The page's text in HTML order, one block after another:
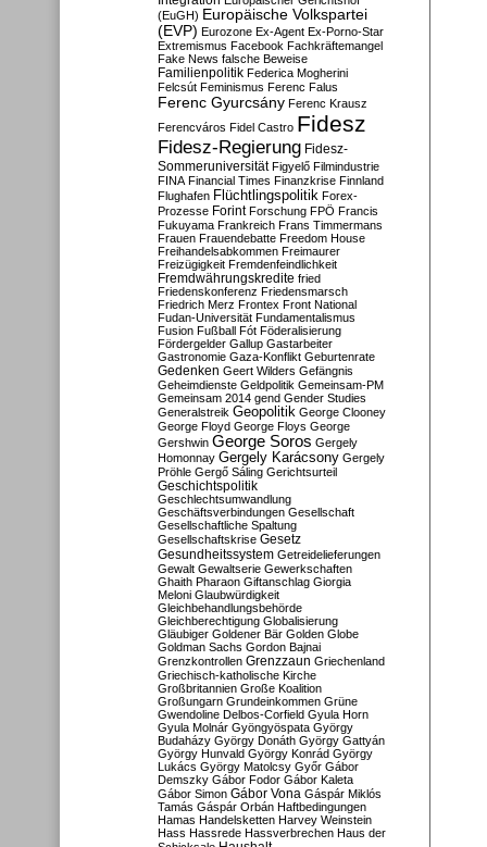
(EuGH) Europäische Volkspartei
(EVP) Eurozone Ex-Agent Ex-Porno-Star
Extremismus Facebook Fachkräftemangel
Fake News falsche Beweise
Familienpolitik Federica Mogherini
Felcsút Feminismus Ferenc Falus
Ferenc Gyurcsány Ferenc Krausz
Ferencváros Fidel Castro Fidesz
Fidesz-Regierung Fidesz-
Sommeruniversität Figyelő Filmindustrie
FINA Financial Times Finanzkrise Finnland
Flughafen Flüchtlingspolitik Forex-
Prozesse Forint Forschung FPÖ Francis
Fukuyama Frankreich Frans Timmermans
Frauen Frauendebatte Freedom House
Freihandelsabkommen Freimaurer
Freizügigkeit Fremdenfeindlichkeit
Fremdwährungskredite fried
Friedenskonferenz Friedensmarsch
Friedrich Merz Frontex Front National
Fudan-Universität Fundamentalismus
Fusion Fußball Fót Föderalisierung
Fördergelder Gallup Gastarbeiter
Gastronomie Gaza-Konflikt Geburtenrate
Gedenken Geert Wilders Gefängnis
Geheimdienste Geldpolitik Gemeinsam-PM
Gemeinsam 2014 gend Gender Studies
Generalstreik Geopolitik George Clooney
George Floyd George Floys George
Gershwin George Soros Gergely
Homonnay Gergely Karácsony Gergely
Pröhle Gergő Sáling Gerichtsurteil
Geschichtspolitik
Geschlechtsumwandlung
Geschäftsverbindungen Gesellschaft
Gesellschaftliche Spaltung
Gesellschaftskrise Gesetz
Gesundheitssystem Getreidelieferungen
Gewalt Gewaltserie Gewerkschaften
Ghaith Pharaon Giftanschlag Giorgia
Meloni Glaubwürdigkeit
Gleichbehandlungsbehörde
Gleichberechtigung Globalisierung
Gläubiger Goldener Bär Golden Globe
Goldman Sachs Gordon Bajnai
Grenzkontrollen Grenzzaun Griechenland
Griechisch-katholische Kirche
Großbritannien Große Koalition
Großungarn Grundeinkommen Grüne
Gwendoline Delbos-Corfield Gyula Horn
Gyula Molnár Gyöngyöspata György
Budaházy György Donáth György Gattyán
György Hunvald György Konrád György
Lukács György Matolcsy Győr Gábor
Demszky Gábor Fodor Gábor Kaleta
Gábor Simon Gábor Vona Gáspár Miklós
Tamás Gáspár Orbán Haftbedingungen
Hamas Handelsketten Harvey Weinstein
Hass Hassrede Hassverbrechen Haus der